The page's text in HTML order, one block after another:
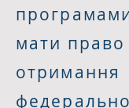
мати право
отримання